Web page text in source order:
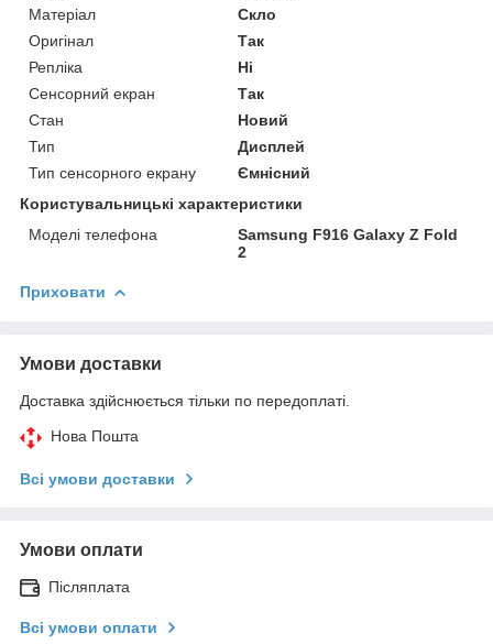
Матеріал
Скло
Оригінал
Так
Репліка
Ні
Сенсорний екран
Так
Стан
Новий
Тип
Дисплей
Тип сенсорного екрану
Ємнісний
Користувальницькі характеристики
Моделі телефона
Samsung F916 Galaxy Z Fold
2
Приховати
Умови доставки
Доставка здійснюється тільки по передоплаті.
Нова Пошта
Всі умови доставки
Умови оплати
Післяплата
Всі умови оплати